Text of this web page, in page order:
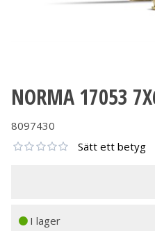
NORMA 17053
8097430
Sätt ett betyg
I lager